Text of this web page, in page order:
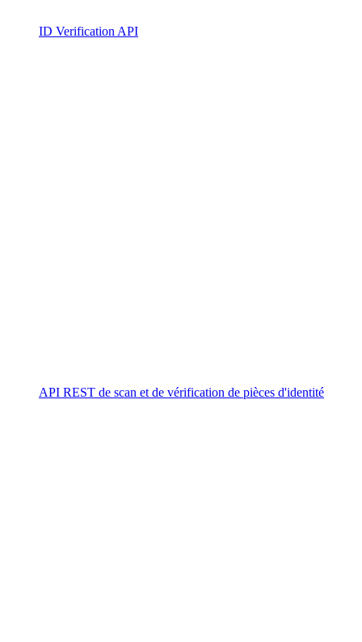
ID Verification API
API REST de scan et de vérification de pièces d'identité